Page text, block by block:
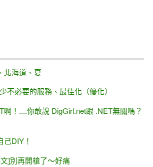
出來的 [程式設計].....Orz 兼論 [教學]與
-- 學寫程式，以興趣為主？或是扎實練功為
用書 -- ASP.NET學習教材、核心教材
畫)
的作法 from 微軟msdn網站